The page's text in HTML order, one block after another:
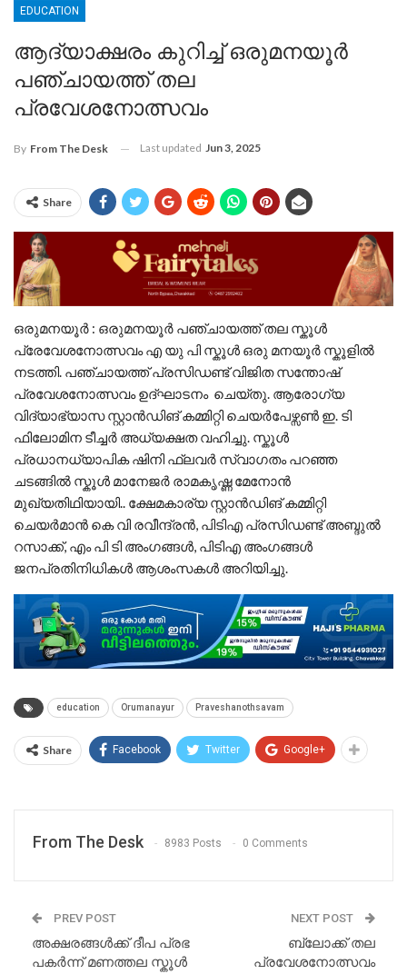
EDUCATION
ആദ്യാക്ഷരം കുറിച്ച് ഒരുമനയൂർ
പഞ്ചായത്ത്‌ തല
പ്രവേശനോത്സവം
By From The Desk Last updated Jun 3, 2025
Share
ഒരുമനയൂർ : ഒരുമനയൂർ പഞ്ചായത്ത്‌ തല സ്കൂൾ
പ്രേവേശനോത്സവം എ യു പി സ്കൂൾ ഒരു മനയൂർ സ്കൂളിൽ
നടത്തി. പഞ്ചായത്ത് പ്രസിഡണ്ട് വിജിത സന്തോഷ്
പ്രവേശനോത്സവം ഉദ്ഘാടനം ചെയ്തു. ആരോഗ്യ
വിദ്യാഭ്യാസ സ്റ്റാൻഡിങ് കമ്മിറ്റി ചെയർപേഴ്സൺ ഇ. ടി
ഫിലോമിന ടീച്ചർ അധ്യക്ഷത വഹിച്ചു. സ്കൂൾ
പ്രധാനധ്യാപിക ഷിനി ഫ്ലവർ സ്വാഗതം പറഞ്ഞ
ചടങ്ങിൽ സ്കൂൾ മാനേജർ രാമകൃഷ്ണ മേനോൻ
മുഖ്യതിഥിയായി.. ക്ഷേമകാര്യ സ്റ്റാൻഡിങ് കമ്മിറ്റി
ചെയർമാൻ കെ വി രവീന്ദ്രൻ, പിടിഎ പ്രസിഡണ്ട് അബ്ദുൽ
റസാക്ക്, എം പി ടി അംഗങ്ങൾ, പിടിഎ അംഗങ്ങൾ
ജനപ്രതിനിധികൾ ആശംസകൾ അറിയിച്ചു.
education Orumanayur Praveshanothsavam
Share Facebook Twitter Google+
From The Desk 8983 Posts 0 Comments
PREV POST
അക്ഷരങ്ങൾക്ക് ദീപ പ്രഭ
പകർന്ന് മണത്തല സ്കൂൾ
NEXT POST
ബ്ലോക്ക് തല
പ്രവേശനോത്സവം